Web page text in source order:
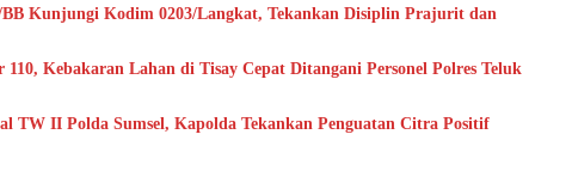
Kunjungi Kodim 0203/Langkat, Tekankan Disiplin Prajurit dan
Kebakaran Lahan di Tisay Cepat Ditangani Personel Polres Teluk
TW II Polda Sumsel, Kapolda Tekankan Penguatan Citra Positif